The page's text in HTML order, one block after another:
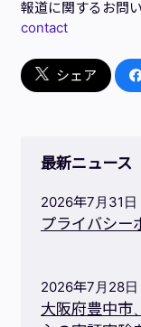
報道に関するお問
contact
シェア
最新ニュース
2026年7月31日
プライバシー
2026年7月28日
大阪府豊中市